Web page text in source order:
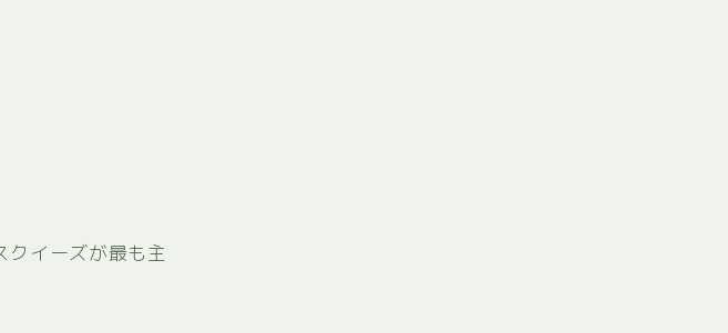
クイーズが最も主